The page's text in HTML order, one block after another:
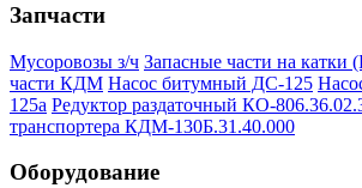
Запчасти
Мусоровозы з/ч Запасные части на
части КДМ Насос битумный ДС-125
125а Редуктор раздаточный КО-
транспортера КДМ-130Б.31.40.000
Оборудование